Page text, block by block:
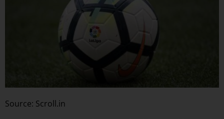
Source: Scroll.in